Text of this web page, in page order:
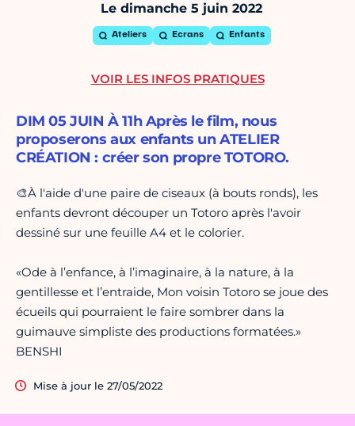
Le dimanche 5 juin 2022
Ateliers Ecrans Enfants
DIM 05 JUIN À 11h Après le film, nous
proposerons aux enfants un ATELIER
CRÉATION : créer son propre TOTORO.
🎨À l'aide d'une paire de ciseaux (à bouts ronds), les
enfants devront découper un Totoro après l'avoir
dessiné sur une feuille A4 et le colorier.
«Ode à l’enfance, à l’imaginaire, à la nature, à la
gentillesse et l’entraide, Mon voisin Totoro se joue des
écueils qui pourraient le faire sombrer dans la
guimauve simpliste des productions formatées.»
BENSHI
Mise à jour le 27/05/2022
VOIR LES INFOS PRATIQUES